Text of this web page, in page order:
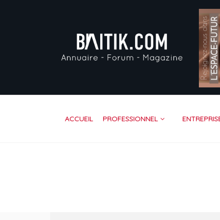
ACCUEIL PROFESSIONNEL